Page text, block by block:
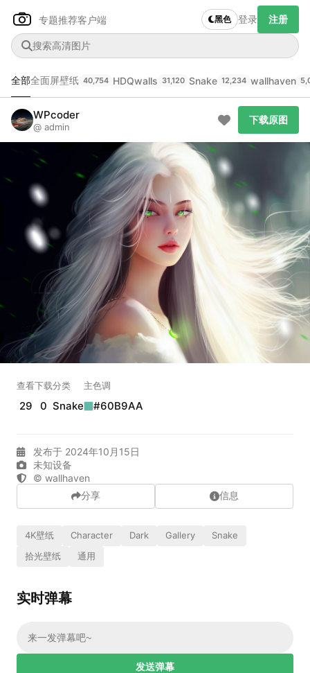
专题推荐客户端 黑色 登录 注册
全部全面屏壁纸 40,754 HDQwalls 31,120 Snake 12,234 wallhaven
WPcoder
@ admin
下载原图
查看
29
下载
0
分类
Snake
主色调
#60B9AA
发布于 2024年10月15日
未知设备
© wallhaven
分享 信息
4K壁纸 Character Dark Gallery
Snake
拾光壁纸
通用
实时弹幕
发送弹幕
下载原图
查看 主色调
--
发布
未知设备
在主题许可下可免费使用
分享
实时弹幕
弹幕会在下方多行滚动展示；匿名发送有数量和频率限制。
正在生成支付二维码...